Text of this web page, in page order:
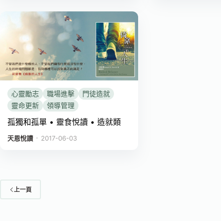
心靈勵志 職場進擊
門徒造就
靈命更新
領導管理
孤獨和孤單 • 靈食悅讀 • 造就類
天恩悅讀 ． 2017-06-03
上一頁